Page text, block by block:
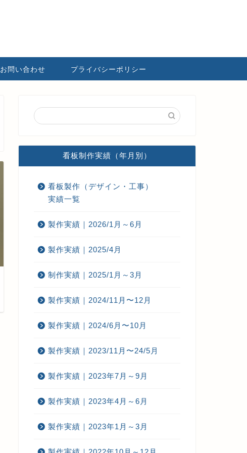
お問い合わせ プライバシーポリシー
看板制作実績（年月別）
看板製作（デザイン・工事）
実績一覧
製作実績｜2026/1月～6月
製作実績｜2025/4月
制作実績｜2025/1月～3月
製作実績｜2024/11月〜12月
製作実績｜2024/6月〜10月
製作実績｜2023/11月〜24/5月
製作実績｜2023年7月～9月
製作実績｜2023年4月～6月
製作実績｜2023年1月～3月